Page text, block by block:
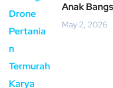
Anak
May 2, 2026